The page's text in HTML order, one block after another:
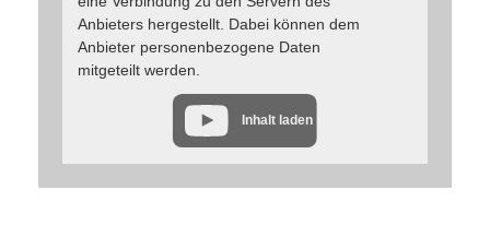
Anbieters hergestellt. Dabei können dem
Anbieter personenbezogene Daten
mitgeteilt werden.
Inhalt laden